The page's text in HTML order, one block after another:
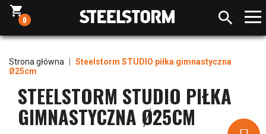
shopping_cart
0 
Strona główna
Steelstorm STUDIO piłka gimnastyczna
Ø25cm
STEELSTORM STUDIO PIŁKA
GIMNASTYCZNA Ø25CM